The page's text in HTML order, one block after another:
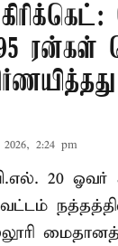
ரன்கள்
2:24 pm
20 ஓவர்